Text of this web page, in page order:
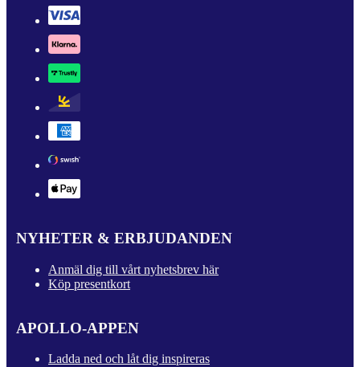
NYHETER & ERBJUDANDEN
Anmäl dig till vårt nyhetsbrev här
Köp presentkort
APOLLO-APPEN
Ladda ned och låt dig inspireras